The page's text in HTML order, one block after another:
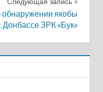
обнаружении якобы
ЗРК «Бук»